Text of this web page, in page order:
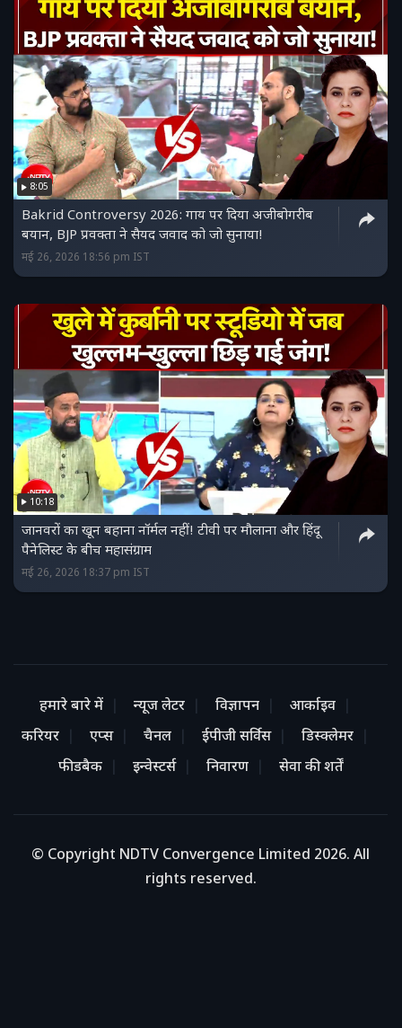
8:05
Bakrid Controversy 2026: गाय पर दिया अजीबोगरीब
बयान, BJP प्रवक्ता ने सैयद जवाद को जो सुनाया!
मई 26, 2026 18:56 pm IST
10:18
जानवरों का खून बहाना नॉर्मल नहीं! टीवी पर मौलाना और हिंदू
पैनेलिस्ट के बीच महासंग्राम
मई 26, 2026 18:37 pm IST
हमारे बारे में न्यूज लेटर विज्ञापन
आर्काइव
करियर
एप्स चैनल ईपीजी सर्विस
डिस्क्लेमर
फीडबैक
इन्वेस्टर्स निवारण सेवा की शर्तें
© Copyright NDTV Convergence Limited 2026. All
rights reserved.